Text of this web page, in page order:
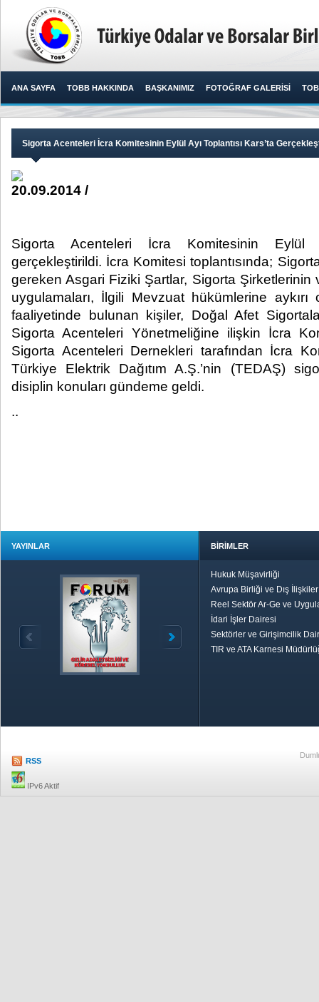
ANA SAYFA TOBB HAKKINDA BAŞKANIMIZ FOTOĞRAF GALERİSİ
Sigorta Acenteleri İcra Komitesinin Eylül Ayı Toplantısı Kars’ta
20.09.2014 /
Sigorta Acenteleri İcra Komitesinin Eylül
gerçekleştirildi. İcra Komitesi toplantısında;
gereken Asgari Fiziki Şartlar, Sigorta Şirketlerinin
uygulamaları, İlgili Mevzuat hükümlerine
faaliyetinde bulunan kişiler, Doğal Afet
Sigorta Acenteleri Yönetmeliğine ilişkin İcra
Sigorta Acenteleri Dernekleri tarafından İcra
Türkiye Elektrik Dağıtım A.Ş.’nin (TEDAŞ)
disiplin konuları gündeme geldi.​
..
YAYINLAR BİRİMLER
Hukuk Müşavirliği
Avrupa Birliği ve Dış
Reel Sektör Ar-Ge ve
İdari İşler Dairesi
Sektörler ve Girişimcilik
TIR ve ATA Karnesi
RSS
IPv6 Aktif